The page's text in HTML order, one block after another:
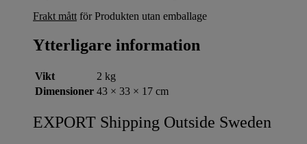
Frakt mått för Produkten utan emballage
Ytterligare information
Vikt
2 kg
Dimensioner 43 × 33 × 17 cm
EXPORT Shipping Outside Sweden